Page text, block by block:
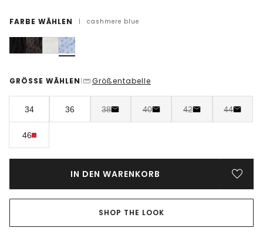
FARBE WÄHLEN | cashmere blue
GRÖSSE WÄHLEN | Größentabelle
34 36 38 40 42 44
46
IN DEN WARENKORB
SHOP THE LOOK